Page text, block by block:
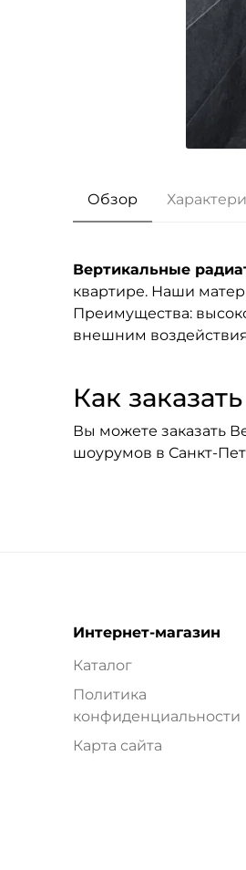
Обзор
Вертикальные
квартире. Наши
Преимущества:
внешним
Как
Вы можете заказать
шоурумов в Санкт-
Интернет-магазин
Каталог
Политика
конфиденциальности
Карта сайта